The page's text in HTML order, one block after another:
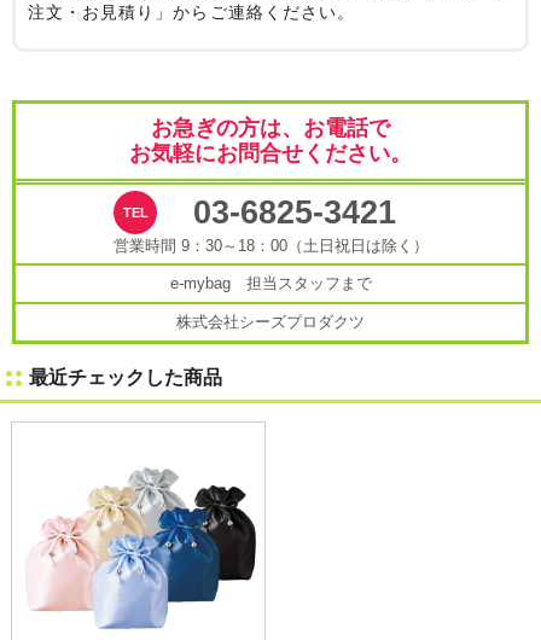
注文・お見積り」からご連絡ください。
お急ぎの方は、お電話で
お気軽にお問合せください。
03-6825-3421
営業時間 9：30～18：00（土日祝日は除く）
e-mybag 担当スタッフまで
株式会社シーズプロダクツ
最近チェックした商品